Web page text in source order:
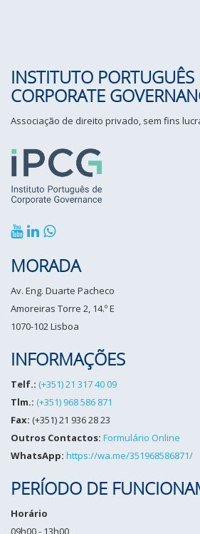
INSTITUTO PORTUGUÊS
CORPORATE
Associação de direito privado, sem fins
MORADA
Av. Eng. Duarte Pacheco
Amoreiras Torre 2, 14.º E
1070-102 Lisboa
INFORMAÇÕES
Telf.: (+351) 21 317 40 09
Tlm.: (+351) 968 586 871
Fax: (+351) 21 936 28 23
Outros Contactos: Formulário Online
WhatsApp: https://wa.me/351968586871/
PERÍODO DE
Horário